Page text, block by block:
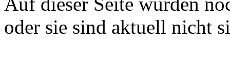
oder sie sind aktuell nicht